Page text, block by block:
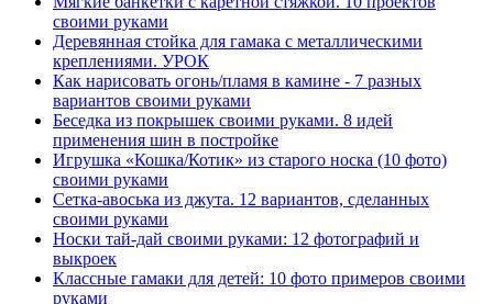
своими руками
Деревянная стойка для гамака с металлическими
креплениями. УРОК
Как нарисовать огонь/пламя в камине - 7 разных
вариантов своими руками
Беседка из покрышек своими руками. 8 идей
применения шин в постройке
Игрушка «Кошка/Котик» из старого носка (10 фото)
своими руками
Сетка-авоська из джута. 12 вариантов, сделанных
своими руками
Носки тай-дай своими руками: 12 фотографий и
выкроек
Классные гамаки для детей: 10 фото примеров своими
руками